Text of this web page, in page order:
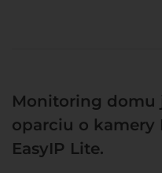
Monitoring domu
oparciu o kamery
EasyIP Lite.